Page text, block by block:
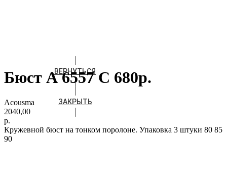
ВЕРНУТЬСЯ
ЗАКРЫТЬ
Бюст А 6557 С 680р.
Acousma
2040,00
р.
Кружевной бюст на тонком поролоне. Упаковка 3 штуки 80 85
90